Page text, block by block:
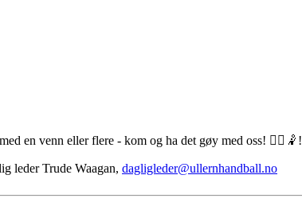
en venn eller flere - kom og ha det gøy med oss! 🤾‍♂️🤾!
leder Trude Waagan, dagligleder@ullernhandball.no